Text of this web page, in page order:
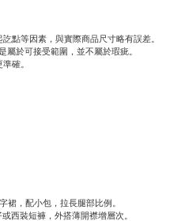
點等因素，與實際商品尺寸略有誤差。
屬於可接受範圍，並不屬於瑕疵。
確。
裙，配小包，拉長腿部比例。
西裝短褲，外搭薄開襟增層次。